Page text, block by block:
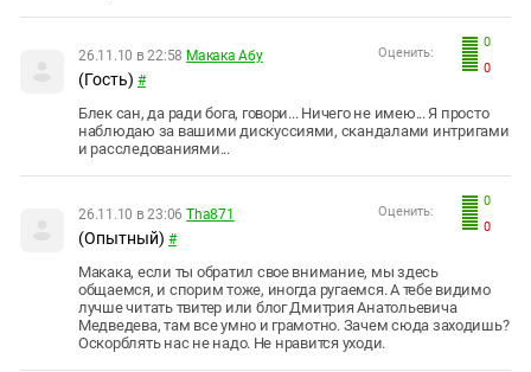
0
0
Оценить:
26.11.10 в 22:58 Макака Абу
(Гость) #
Блек сан, да ради бога, говори... Ничего не имею... Я просто
наблюдаю за вашими дискуссиями, скандалами интригами
и расследованиями...
0
0
Оценить:
26.11.10 в 23:06 Tha871
(Опытный) #
Макака, если ты обратил свое внимание, мы здесь
общаемся, и спорим тоже, иногда ругаемся. А тебе видимо
лучше читать твитер или блог Дмитрия Анатольевича
Медведева, там все умно и грамотно. Зачем сюда заходишь?
Оскорблять нас не надо. Не нравится уходи.